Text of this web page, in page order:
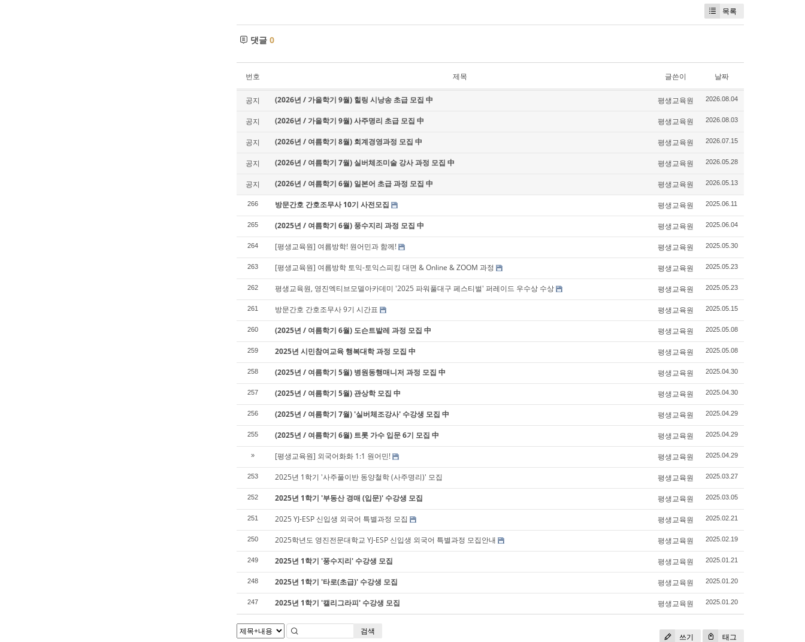
목록
댓글 0
번호 제목 글쓴이 날짜
공지 (2026년 / 가을학기 9월) 힐링 시낭송 초급 모집 中 평생교육원 2026.08.04
공지 (2026년 / 가을학기 9월) 사주명리 초급 모집 中 평생교육원 2026.08.03
공지 (2026년 / 여름학기 8월) 회계경영과정 모집 中 평생교육원 2026.07.15
공지 (2026년 / 여름학기 7월) 실버체조미술 강사 과정 모집 中 평생교육원 2026.05.28
공지 (2026년 / 여름학기 6월) 일본어 초급 과정 모집 中 평생교육원 2026.05.13
266 방문간호 간호조무사 10기 사전모집 평생교육원 2025.06.11
265 (2025년 / 여름학기 6월) 풍수지리 과정 모집 中 평생교육원 2025.06.04
264 [평생교육원] 여름방학! 원어민과 함께! 평생교육원 2025.05.30
263 [평생교육원] 여름방학 토익-토익스피킹 대면 & Online & ZOOM 과정 평생교육원 2025.05.23
262 평생교육원, 영진엑티브모델아카데미 '2025 파워풀대구 페스티벌' 퍼레이드 우수상 수상 평생교육원 2025.05.23
261 방문간호 간호조무사 9기 시간표 평생교육원 2025.05.15
260 (2025년 / 여름학기 6월) 도슨트발레 과정 모집 中 평생교육원 2025.05.08
259 2025년 시민참여교육 행복대학 과정 모집 中 평생교육원 2025.05.08
258 (2025년 / 여름학기 5월) 병원동행매니저 과정 모집 中 평생교육원 2025.04.30
257 (2025년 / 여름학기 5월) 관상학 모집 中 평생교육원 2025.04.30
256 (2025년 / 여름학기 7월) '실버체조강사' 수강생 모집 中 평생교육원 2025.04.29
255 (2025년 / 여름학기 6월) 트롯 가수 입문 6기 모집 中 평생교육원 2025.04.29
» [평생교육원] 외국어화화 1:1 원어민! 평생교육원 2025.04.29
253 2025년 1학기 '사주풀이반 동양철학 (사주명리)' 모집 평생교육원 2025.03.27
252 2025년 1학기 '부동산 경매 (입문)' 수강생 모집 평생교육원 2025.03.05
251 2025 YJ-ESP 신입생 외국어 특별과정 모집 평생교육원 2025.02.21
250 2025학년도 영진전문대학교 YJ-ESP 신입생 외국어 특별과정 모집안내 평생교육원 2025.02.19
249 2025년 1학기 '풍수지리' 수강생 모집 평생교육원 2025.01.21
248 2025년 1학기 '타로(초급)' 수강생 모집 평생교육원 2025.01.20
247 2025년 1학기 '캘리그라피' 수강생 모집 평생교육원 2025.01.20
쓰기 태그
검색